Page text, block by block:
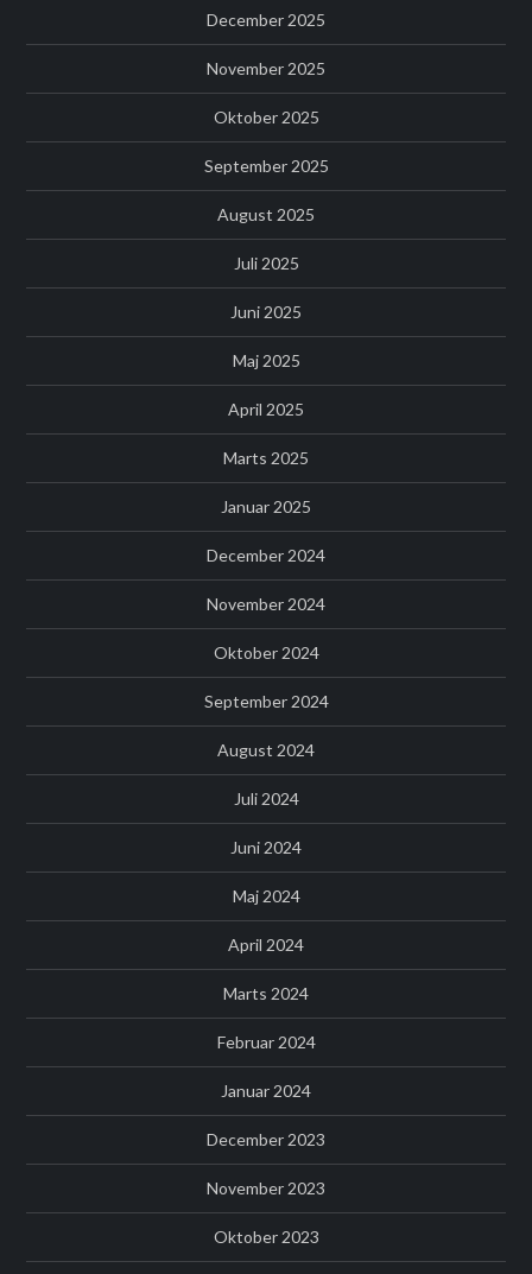
December 2025
November 2025
Oktober 2025
September 2025
August 2025
Juli 2025
Juni 2025
Maj 2025
April 2025
Marts 2025
Januar 2025
December 2024
November 2024
Oktober 2024
September 2024
August 2024
Juli 2024
Juni 2024
Maj 2024
April 2024
Marts 2024
Februar 2024
Januar 2024
December 2023
November 2023
Oktober 2023